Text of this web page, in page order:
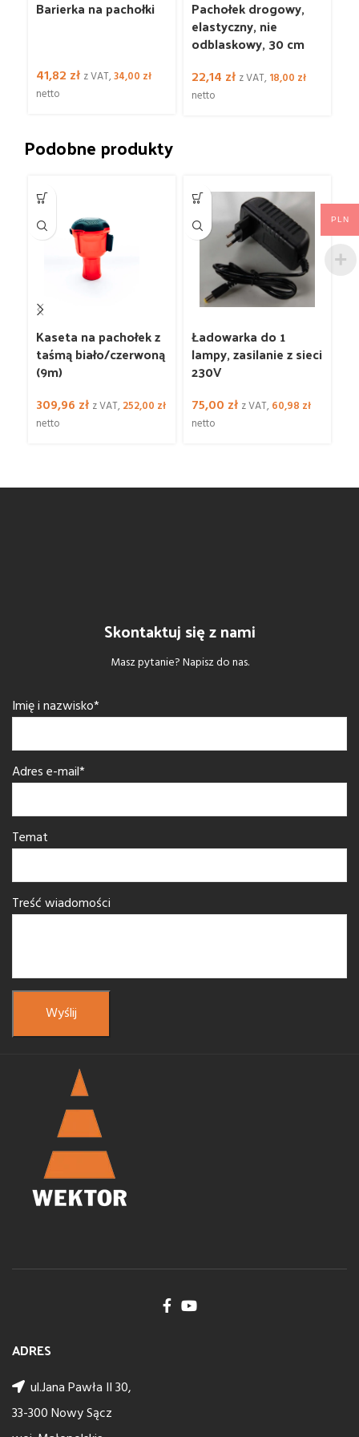
Barierka na pachołki
41,82 zł z VAT,34,00 zł
netto
Pachołek drogowy,
elastyczny, nie
odblaskowy, 30 cm
22,14 zł z VAT,18,00 zł
netto
Podobne produkty
Kaseta na pachołek z
taśmą biało/czerwoną
(9m)
309,96 zł z VAT,252,00 zł
netto
Ładowarka do 1
lampy, zasilanie z sieci
230V
75,00 zł z VAT,60,98 zł
netto
Skontaktuj się z nami
Masz pytanie? Napisz do nas.
Imię i nazwisko*
Adres e-mail*
Temat
Treść wiadomości
ADRES
ul.Jana Pawła II 30,
33-300 Nowy Sącz
PLN